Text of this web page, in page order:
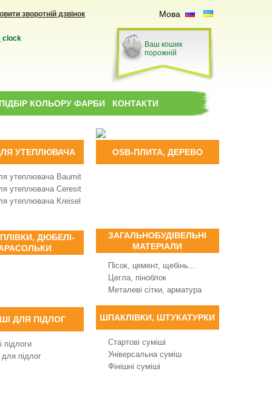
зворотній дзвінок Мова
Ваш кошик
порожній
ПІДБІР КОЛЬОРУ ФАРБИ КОНТАКТИ
УТЕПЛЮВАЧА
утеплювача Baumit
утеплювача Ceresit
утеплювача Kreisel
OSB-ПЛИТА, ДЕРЕВО
ДЮБЕЛІ-
ЗАГАЛЬНОБУДІВЕЛЬНІ
МАТЕРІАЛИ
Пісок, цемент, щебінь...
Цегла, піноблок
Металеві сітки, арматура
ДЛЯ ПІДЛОГ
підлоги
підлог
ШПАКЛІВКИ, ШТУКАТУРКИ
Стартові суміші
Універсальна суміш
Фінішні суміші